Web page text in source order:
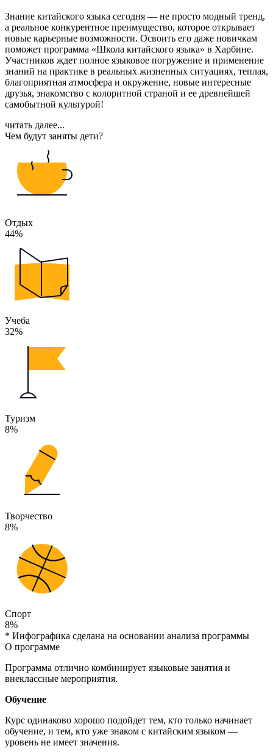
Знание китайского языка сегодня — не просто модный тренд,
а реальное конкурентное преимущество, которое открывает
новые карьерные возможности. Освоить его даже новичкам
поможет программа «Школа китайского языка» в Харбине.
Участников ждет полное языковое погружение и применение
знаний на практике в реальных жизненных ситуациях, теплая,
благоприятная атмосфера и окружение, новые интересные
друзья, знакомство с колоритной страной и ее древнейшей
самобытной культурой!
читать далее...
Чем будут заняты дети?
Отдых
44%
Учеба
32%
Туризм
8%
Творчество
8%
Спорт
8%
* Инфографика сделана на основании анализа программы
О программе
Программа отлично комбинирует языковые занятия и
внеклассные мероприятия.
Обучение
Курс одинаково хорошо подойдет тем, кто только начинает
обучение, и тем, кто уже знаком с китайским языком —
уровень не имеет значения.